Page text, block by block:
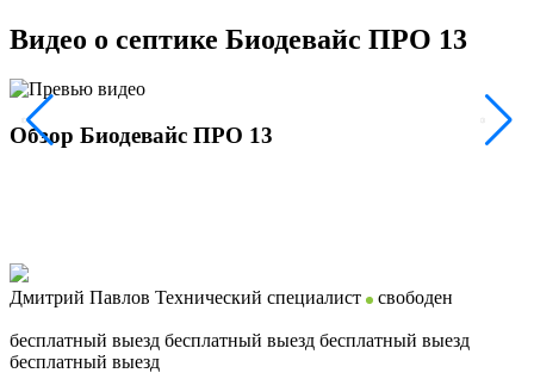
Видео о септике Биодевайс ПРО 13
Обзор Биодевайс ПРО 13
Дмитрий Павлов Технический специалист свободен
бесплатный выезд бесплатный выезд бесплатный выезд
бесплатный выезд